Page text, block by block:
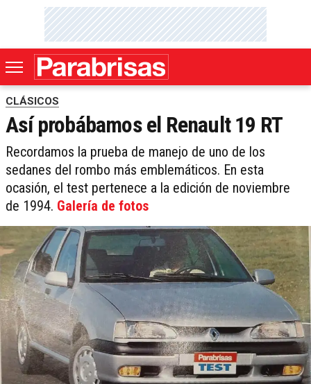
CLÁSICOS
Así probábamos el Renault 19 RT
Recordamos la prueba de manejo de uno de los
sedanes del rombo más emblemáticos. En esta
ocasión, el test pertenece a la edición de noviembre
de 1994. Galería de fotos